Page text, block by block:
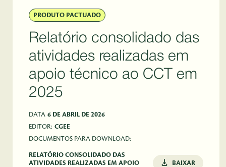
PRODUTO PACTUADO
Relatório consolidado das
atividades realizadas em
apoio técnico ao CCT em
2025
DATA 6 DE ABRIL DE 2026
EDITOR: CGEE
DOCUMENTOS PARA DOWNLOAD:
RELATÓRIO CONSOLIDADO DAS
ATIVIDADES REALIZADAS EM APOIO
BAIXAR